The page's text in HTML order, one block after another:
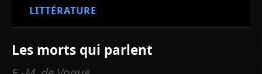
LITTÉRATURE
Les morts qui parlent